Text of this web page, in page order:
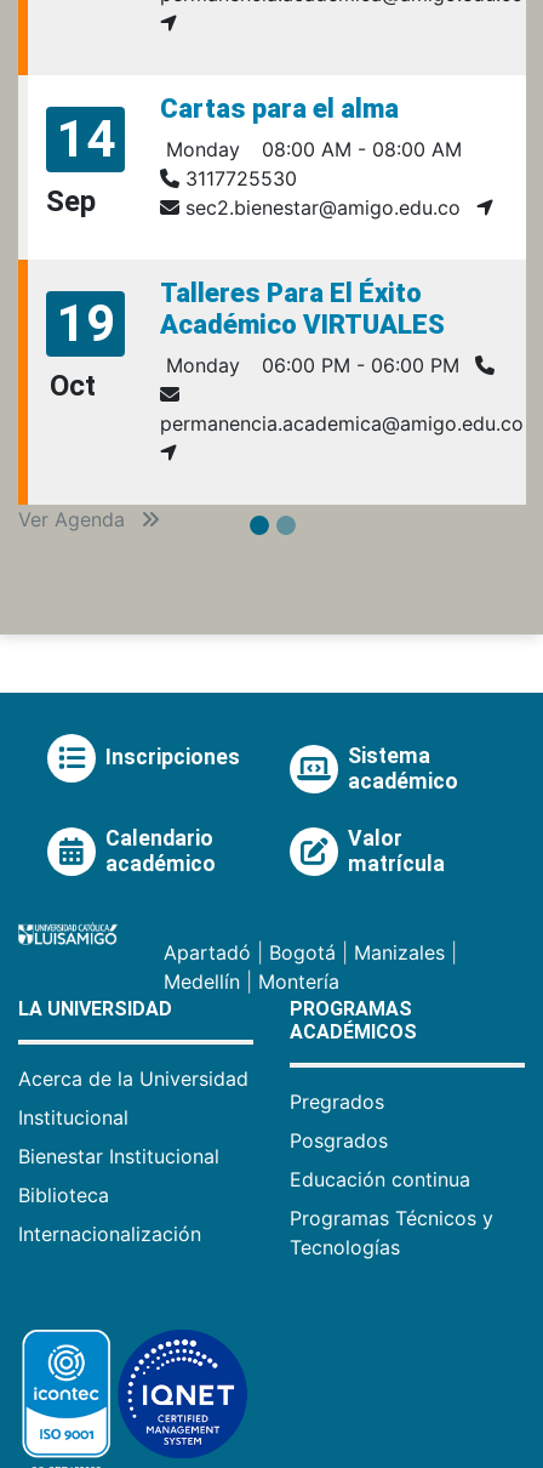
14
Sep
Cartas para el alma
Monday
08:00 AM - 08:00 AM
3117725530
sec2.bienestar@amigo.edu.co
19
Oct
Talleres Para El Éxito
Académico VIRTUALES
Monday 06:00 PM - 06:00 PM
permanencia.academica@amigo.edu.co
Ver Agenda
Inscripciones
Sistema
académico
Calendario
académico
Valor
matrícula
Apartadó Bogotá Manizales
Medellín
Montería
LA UNIVERSIDAD
Acerca de la Universidad
Institucional
Bienestar Institucional
Biblioteca
Internacionalización
PROGRAMAS
ACADÉMICOS
Pregrados
Posgrados
Educación continua
Programas Técnicos y
Tecnologías